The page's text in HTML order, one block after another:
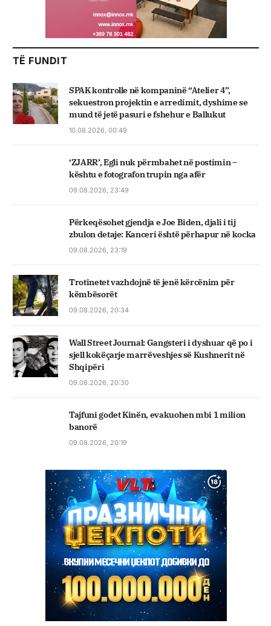
TË FUNDIT
SPAK kontrolle në kompaninë “Atelier 4”,
sekuestron projektin e arredimit, dyshime se
mund të jetë pasuri e fshehur e Ballukut
10.08.2026, 00:49
‘ZJARR’, Egli nuk përmbahet në postimin –
kështu e fotografon trupin nga afër
09.08.2026, 23:49
Përkeqësohet gjendja e Joe Biden, djali i tij
zbulon detaje: Kanceri është përhapur në kocka
09.08.2026, 23:19
Trotinetet vazhdojnë të jenë kërcënim për
këmbësorët
09.08.2026, 20:34
Wall Street Journal: Gangsteri i dyshuar që po i
sjell kokëçarje marrëveshjes së Kushnerit në
Shqipëri
09.08.2026, 20:30
Tajfuni godet Kinën, evakuohen mbi 1 milion
banorë
09.08.2026, 20:19